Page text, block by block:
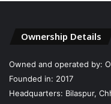
Ownership Details
Owned and operated by:
Founded in: 2017
Headquarters: Bilaspur,